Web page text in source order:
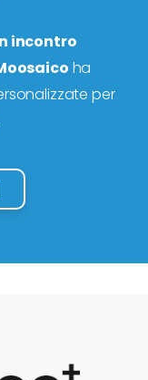
incontro
ha
per